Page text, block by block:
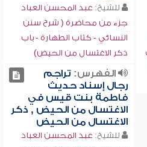
للشيخ: عبد المحسن العباد
جزء من محاضرة ( شرح سنن
النسائي - كتاب الطهارة - باب
ذكر الاغتسال من الحيض)
الفهرس: تراجم
رجال إسناد حديث
فاطمة بنت قيس في
الاغتسال من الحيض , ذكر
الاغتسال من الحيض
للشيخ: عبد المحسن العباد